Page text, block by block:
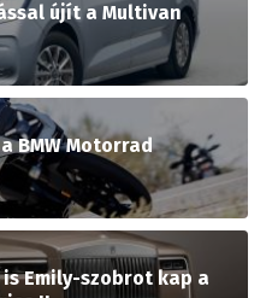
újít a Multivan
BMW Motorrad
Emily-szobrot kap a